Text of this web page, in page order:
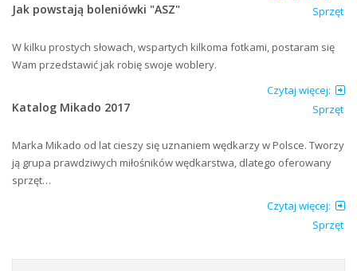
Sprzęt
Jak powstają boleniówki "ASZ"
W kilku prostych słowach, wspartych kilkoma fotkami, postaram się
Wam przedstawić jak robię swoje woblery.
Czytaj więcej:
Sprzęt
Katalog Mikado 2017
Marka Mikado od lat cieszy się uznaniem wędkarzy w Polsce. Tworzy
ją grupa prawdziwych miłośników wędkarstwa, dlatego oferowany
sprzęt…
Czytaj więcej:
Sprzęt